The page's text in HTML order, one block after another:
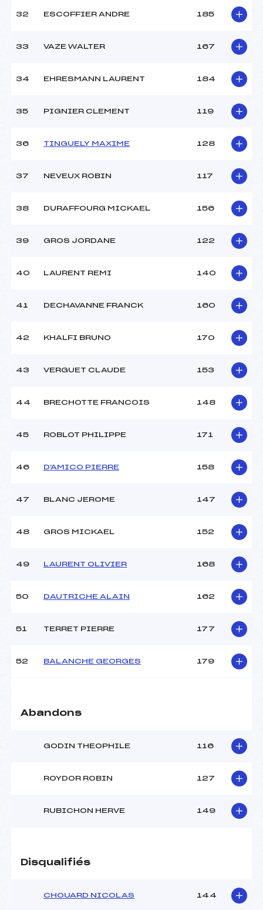
32 ESCOFFIER ANDRE 185
33 VAZE WALTER 167
34 EHRESMANN LAURENT 184
35 PIGNIER CLEMENT 119
36 TINGUELY MAXIME 128
37 NEVEUX ROBIN 117
38 DURAFFOURG MICKAEL 156
39 GROS JORDANE 122
40 LAURENT REMI 140
41 DECHAVANNE FRANCK 160
42 KHALFI BRUNO 170
43 VERGUET CLAUDE 153
44 BRECHOTTE FRANCOIS 148
45 ROBLOT PHILIPPE 171
46 D'AMICO PIERRE 158
47 BLANC JEROME 147
48 GROS MICKAEL 152
49 LAURENT OLIVIER 168
50 DAUTRICHE ALAIN 162
51 TERRET PIERRE 177
52 BALANCHE GEORGES 179
Abandons
GODIN THEOPHILE 116
ROYDOR ROBIN 127
RUBICHON HERVE 149
Disqualifiés
CHOUARD NICOLAS 144